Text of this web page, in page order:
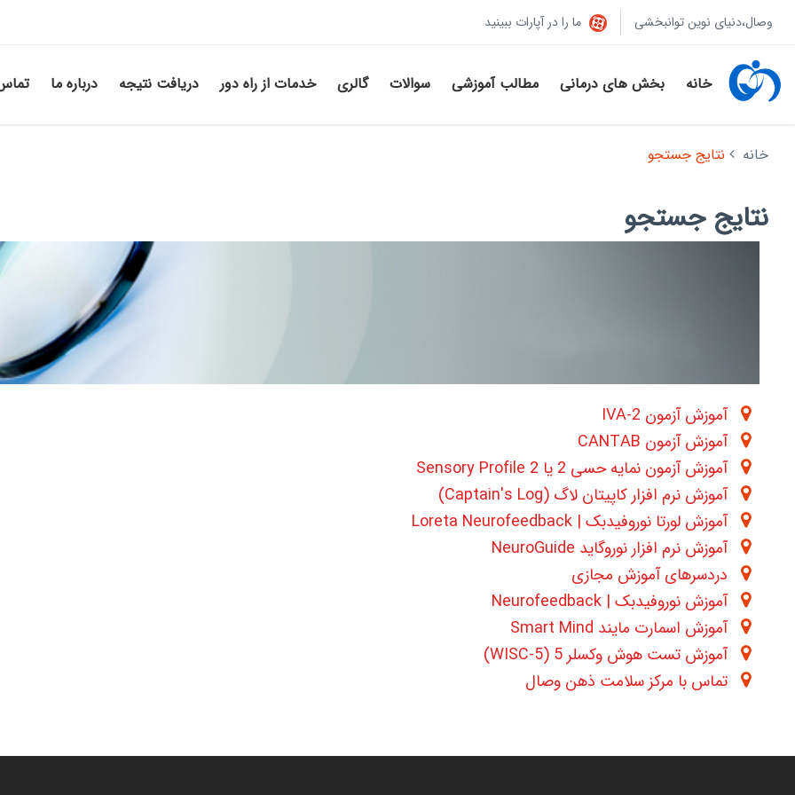
وصال،دنیای نوین توانبخشی ما را در آپارات ببینید
خانه بخش های درمانی مطالب آموزشی سوالات گالری خدمات از راه دور دریافت نتیجه درباره ما
خانه نتایج جستجو
نتایج جستجو
آموزش آزمون 2-IVA
آموزش آزمون CANTAB
آموزش آزمون نمایه حسی 2 یا Sensory Profile 2
آموزش نرم افزار کاپیتان لاگ (Captain's Log)
آموزش لورتا نوروفیدبک | Loreta Neurofeedback
آموزش نرم افزار نوروگاید NeuroGuide
دردسرهای آموزش مجازی
آموزش نوروفیدبک | Neurofeedback
آموزش اسمارت مایند Smart Mind
آموزش تست هوش وکسلر 5 (WISC-5)
تماس با مرکز سلامت ذهن وصال